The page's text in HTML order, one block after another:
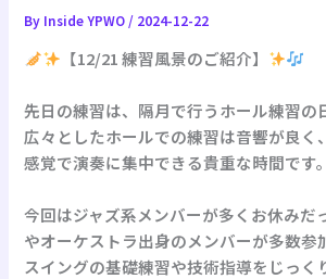
By Inside YPWO / 2024-12-22
【12/21 練習風景のご紹介】
先日の練習は、隔月で行うホール練習の
広々としたホールでの練習は音響が良く
感覚で演奏に集中できる貴重な時間です。
今回はジャズ系メンバーが多くお休みだ
やオーケストラ出身のメンバーが多数参
スイングの基礎練習や技術指導をじっく